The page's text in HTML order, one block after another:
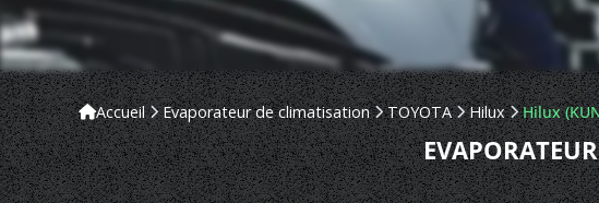
Accueil Evaporateur de climatisation TOYOTA Hilux Hilux